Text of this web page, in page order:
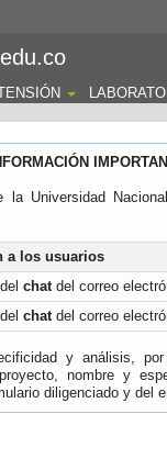
la Universidad
a los usuarios
chatdel correo
chatdel correo
y análisis,
nombre y
diligenciado y del